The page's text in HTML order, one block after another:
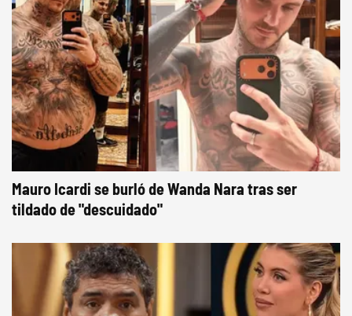
Mauro Icardi se burló de Wanda Nara tras ser
tildado de "descuidado"